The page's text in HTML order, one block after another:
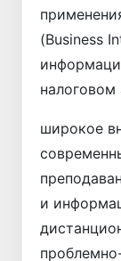
(Business
широкое
и